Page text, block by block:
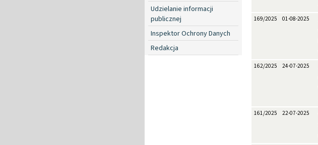
Udzielanie informacji
publicznej
Inspektor Ochrony Danych
Redakcja
169/2025 01-08-2025
162/2025 24-07-2025
161/2025 22-07-2025